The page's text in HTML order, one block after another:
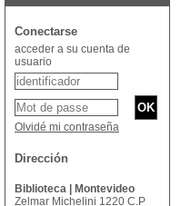
Conectarse
acceder a su cuenta de
usuario
Olvidé mi contraseña
Dirección
Biblioteca | Montevideo
Zelmar Michelini 1220 C.P